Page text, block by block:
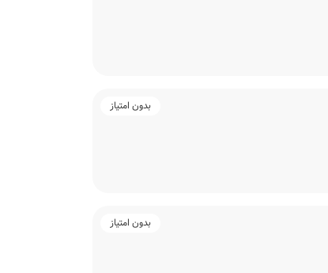
بدون امتیاز
بدون امتیاز